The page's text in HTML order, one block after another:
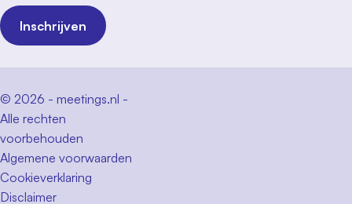
Inschrijven
© 2026 - meetings.nl -
Alle rechten
voorbehouden
Algemene voorwaarden
Cookieverklaring
Disclaimer